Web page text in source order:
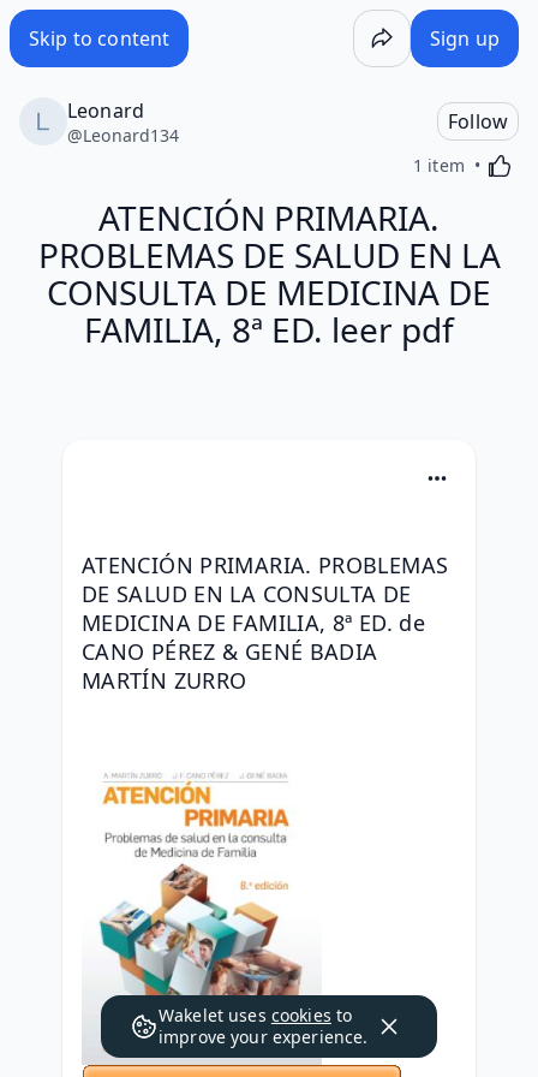
Skip to content Sign up
Leonard
@Leonard134
Follow
1 item
ATENCIÓN PRIMARIA.
PROBLEMAS DE SALUD EN LA
CONSULTA DE MEDICINA DE
FAMILIA, 8ª ED. leer pdf
ATENCIÓN PRIMARIA. PROBLEMAS
DE SALUD EN LA CONSULTA DE
MEDICINA DE FAMILIA, 8ª ED. de
CANO PÉREZ & GENÉ BADIA
MARTÍN ZURRO
Wakelet uses cookies to
improve your experience.